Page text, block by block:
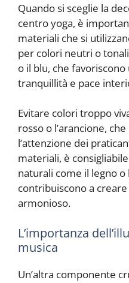
Quando si sceglie la
centro yoga, è
materiali che si
per colori neutri o
o il blu, che
tranquillità e pace
Evitare colori troppo
rosso o l’arancione,
l’attenzione dei
materiali, è
naturali come il legno o
contribuiscono a
armonioso.
L’importanza
musica
Un’altra componente